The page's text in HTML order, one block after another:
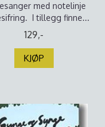
med notelinje
I tillegg finne...
129,-
KJØP